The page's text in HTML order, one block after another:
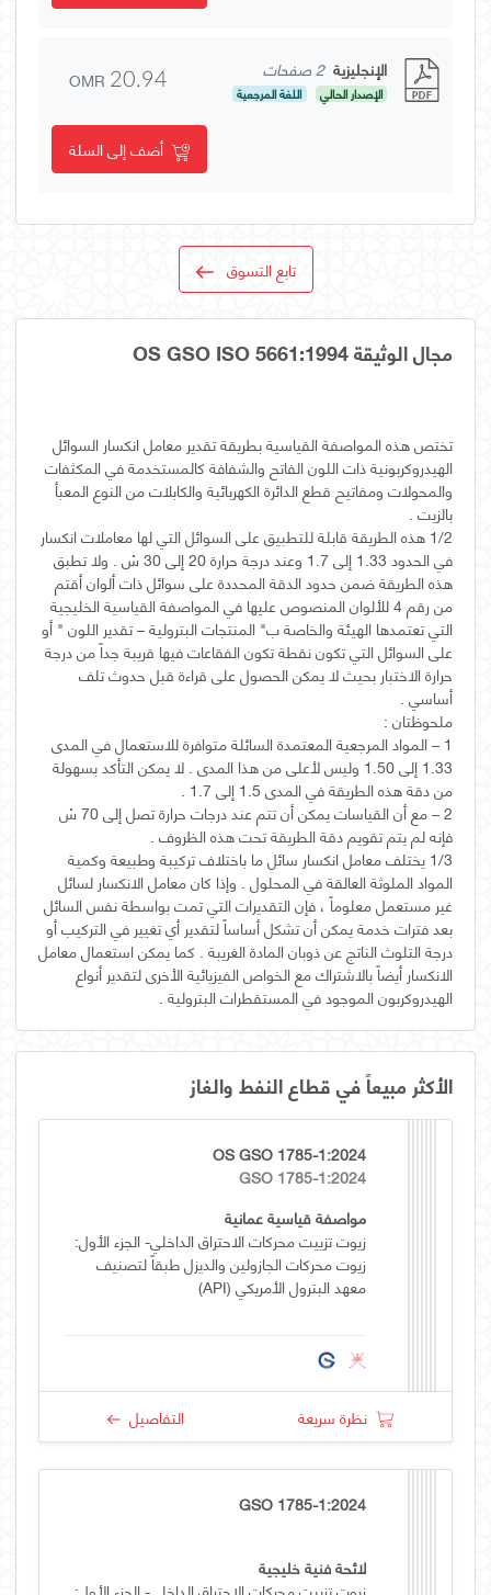
الإنجليزية 2 صفحات
الإصدار الحالي اللغة المرجعية OMR 20.94
أضف إلى السلة
تابع التسوق
مجال الوثيقة OS GSO ISO 5661:1994
تختص هذه المواصفة القياسية بطريقة تقدير معامل انكسار السوائل
الهيدروكربونية ذات اللون الفاتح والشفافة كالمستخدمة في المكثفات
والمحولات ومفاتيح قطع الدائرة الكهربائية والكابلات من النوع المعبأ
1/2 هذه الطريقة قابلة للتطبيق على السوائل التي لها معاملات انكسار
في الحدود 1.33 إلى 1.7 وعند درجة حرارة 20 إلى 30 سْ . ولا تطبق
هذه الطريقة ضمن حدود الدقة المحددة على سوائل ذات ألوان أقتم
من رقم 4 للألوان المنصوص عليها في المواصفة القياسية الخليجية
التي تعتمدها الهيئة والخاصة ب" المنتجات البترولية – تقدير اللون " أو
على السوائل التي تكون نقطة تكون الفقاعات فيها قريبة جداً من درجة
حرارة الاختبار بحيث لا يمكن الحصول على قراءة قبل حدوث تلف
1 – المواد المرجعية المعتمدة السائلة متوافرة للاستعمال في المدى
1.33 إلى 1.50 وليس لأعلى من هذا المدى . لا يمكن التأكد بسهولة
2 – مع أن القياسات يمكن أن تتم عند درجات حرارة تصل إلى 70 سْ
1/3 يختلف معامل انكسار سائل ما باختلاف تركيبة وطبيعة وكمية
المواد الملوثة العالقة في المحلول . وإذا كان معامل الانكسار لسائل
غير مستعمل معلوماً ، فإن التقديرات التي تمت بواسطة نفس السائل
بعد فترات خدمة يمكن أن تشكل أساساً لتقدير أي تغيير في التركيب أو
درجة التلوث الناتج عن ذوبان المادة الغريبة . كما يمكن استعمال معامل
الانكسار أيضاً بالاشتراك مع الخواص الفيزيائية الأخرى لتقدير أنواع
الهيدروكربون الموجود في المستقطرات البترولية .
الأكثر مبيعاً في قطاع النفط والغاز
OS GSO 1785-1:2024
GSO 1785-1:2024
مواصفة قياسية عمانية
زيوت تزييت محركات الاحتراق الداخلي- الجزء الأول:
زيوت محركات الجازولين والديزل طبقاً لتصنيف
معهد البترول الأمريكي (API)
نظرة سريعة التفاصيل
GSO 1785-1:2024
لائحة فنية خليجية